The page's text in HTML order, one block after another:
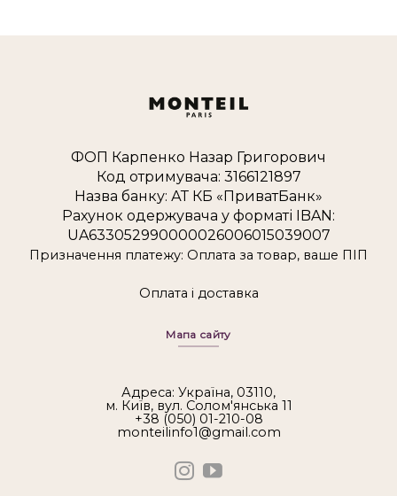
ФОП Карпенко Назар Григорович
Код отримувача: 3166121897
Назва банку: АТ КБ «ПриватБанк»
Рахунок одержувача у форматі IBAN:
UA633052990000026006015039007
Призначення платежу: Оплата за товар, ваше ПІП
Оплата і доставка
Мапа сайту
Адреса: Україна, 03110,
м. Київ, вул. Солом'янська 11
+38 (050) 01-210-08
monteilinfo1@gmail.com